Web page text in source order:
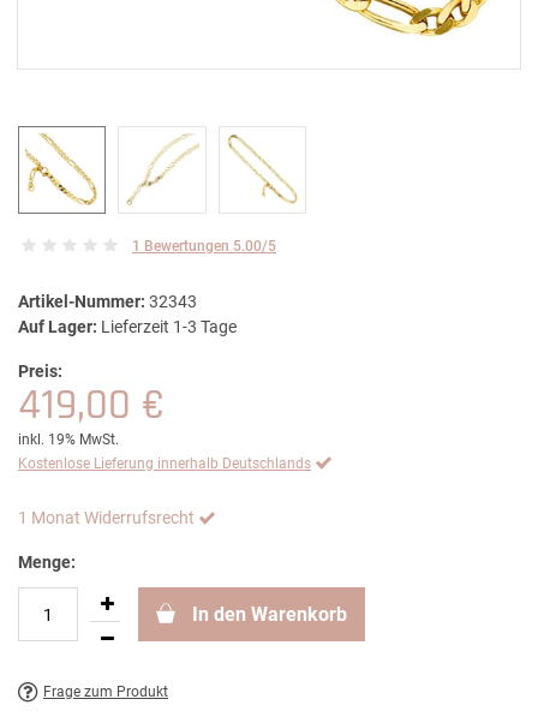
1 Bewertungen 5.00/5
Artikel-Nummer: 32343
Auf Lager: Lieferzeit 1-3 Tage
Preis:
419,00 €
inkl. 19% MwSt.
Kostenlose Lieferung innerhalb Deutschlands
1 Monat Widerrufsrecht
Menge:
In den Warenkorb
Frage zum Produkt